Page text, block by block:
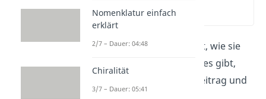
(00:12)
Was die Polymerisation ist, wie sie
abläuft und welche Arten es gibt,
erfährst du in unserem Beitrag und
Nomenklatur einfach
erklärt
2/7 – Dauer: 04:48
Chiralität
3/7 – Dauer: 05:41